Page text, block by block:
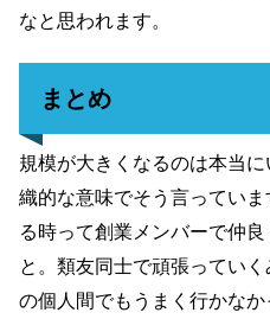
なと思われます。
まとめ
規模が大きくなるのは本当
織的な意味でそう言ってい
る時って創業メンバーで仲
と。類友同士で頑張ってい
の個人間でもうまく行かな